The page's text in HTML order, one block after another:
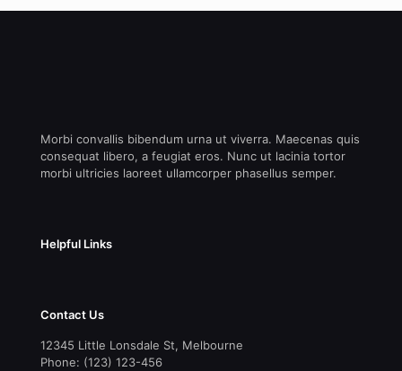
Morbi convallis bibendum urna ut viverra. Maecenas quis
consequat libero, a feugiat eros. Nunc ut lacinia tortor
morbi ultricies laoreet ullamcorper phasellus semper.
Helpful Links
Contact Us
12345 Little Lonsdale St, Melbourne
Phone: (123) 123-456